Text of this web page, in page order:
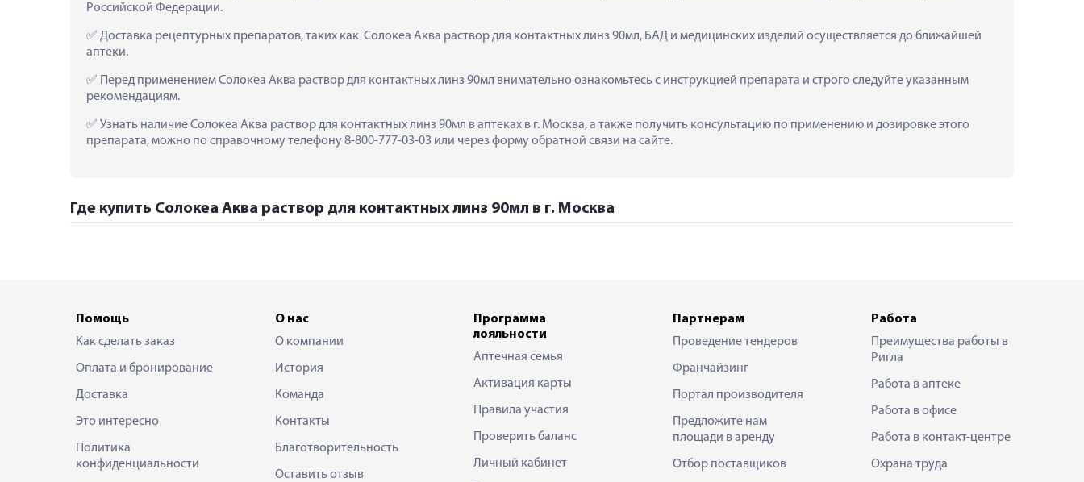
Российской Федерации.
Доставка рецептурных препаратов, таких как  Солокеа Аква раствор для контактных линз 90мл, БАД и медицинских изделий осуществляется до ближайшей
аптеки.
Перед применением Солокеа Аква раствор для контактных линз 90мл внимательно ознакомьтесь с инструкцией препарата и строго следуйте указанным
рекомендациям.
Узнать наличие Солокеа Аква раствор для контактных линз 90мл в аптеках в г. Москва, а также получить консультацию по применению и дозировке этого
препарата, можно по справочному телефону 8-800-777-03-03 или через форму обратной связи на сайте.
Где купить Солокеа Аква раствор для контактных линз 90мл в г. Москва
Помощь
Как сделать заказ
Оплата и бронирование
Доставка
Это интересно
Политика
конфиденциальности
О нас
О компании
История
Команда
Контакты
Благотворительность
Оставить отзыв
Программа
лояльности
Аптечная семья
Активация карты
Правила участия
Проверить баланс
Личный кабинет
Партнерам
Проведение тендеров
Франчайзинг
Портал производителя
Предложите нам
площади в аренду
Отбор поставщиков
Работа
Преимущества работы в
Ригла
Работа в аптеке
Работа в офисе
Работа в контакт-центре
Охрана труда